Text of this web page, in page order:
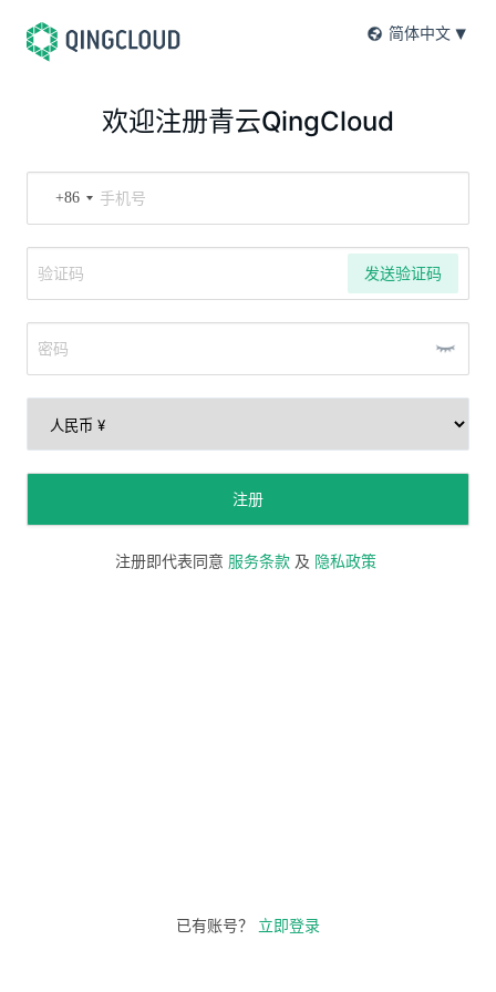
简体中文
欢迎注册青云QingCloud
+86
发送验证码
注册
注册即代表同意 服务条款 及 隐私政策
已有账号？ 立即登录